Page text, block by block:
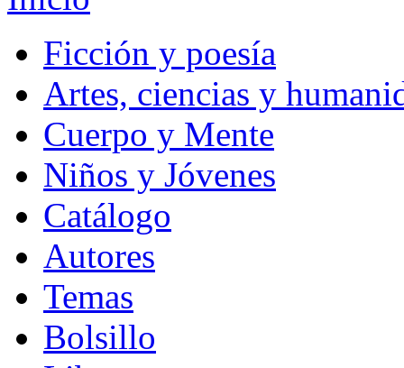
Ficción y poesía
Artes, ciencias y
Cuerpo y Mente
Niños y Jóvenes
Catálogo
Autores
Temas
Bolsillo